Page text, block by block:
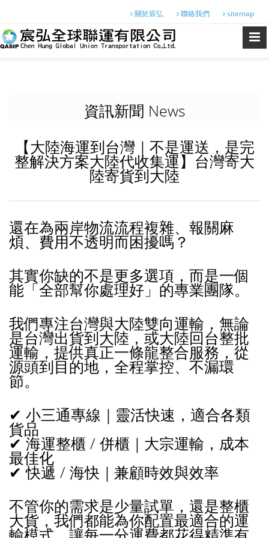
關於宸弘 聯絡我們 sitemap
資訊新聞 News
【大陸海運到台灣｜不是運送，是完
整解決方案大陸代收集運】台灣寄大
陸寄貨到大陸
還在為兩岸物流流程複雜、報關麻
煩、費用不透明而困擾嗎？
其實你缺的不是更多選項，而是一個
能「全部幫你處理好」的專業團隊。
我們專注台灣與大陸雙向運輸，無論
是台灣出貨到大陸，或大陸回台整批
運輸，提供真正一條龍整合服務，從
源頭到目的地，全程掌控、不漏環
節。
✔ 小三通專線｜靈活快速，適合各類
貨品
✔ 海運整櫃 / 併櫃｜大宗運輸，成本
最佳化
✔ 快遞 / 海快｜兼顧時效與效率
不管你的需求是少量試單，還是整櫃
大貨，我們都能為你配置最適合的運